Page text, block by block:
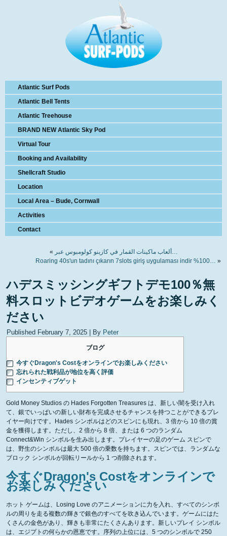
Atlantic Surf Pods
Atlantic Bell Tents
Atlantic Treehouse
BRAND NEW Atlantic Sky Pod
Virtual Tour
Booking and Availability
Shellcraft Studio
Location
Local Area – Bude, Cornwall
Activities
Contact
«
ألعاب ماكينات القمار في كازينو كولومبوس عبر…
Roaring 40s'un tadını çıkarın 7slots giriş uygulaması indir %100… »
ハデスミッシングギフトデモ100％無
料スロットビデオゲームをお楽しみく
ださい
Published February 7, 2025 By Peter
ブログ
今すぐDragon's Costをオンラインでお楽しみください
忘れられた戦利品が地位を高く評価
インセンティブゲット
Gold Money Studios の Hades Forgotten Treasures は、新しい闇を受け入れ
て、銀でいっぱいの新しい財布を完成させるチャンスを持つことができるプレ
イヤー向けです。Hades シンボルはどのスピンにも現れ、3 倍から 10 倍の賞
金を獲得します。ただし、2 倍から 8 倍、または 6 つのランダム
Connect&Win シンボルを生み出します。プレイヤーの足のゲーム スピンで
は、野生のシンボルは最大 500 倍の乗数を持ちます。スピンでは、ランダムな
ブロック シンボルが回転リールから 1 つ削除されます。
今すぐDragon's Costをオンラインで
お楽しみください
ホット ゲームは、Losing Love のアニメーションに力を入れ、すべてのシンボ
ルの周りを走る複数の輝きで銀色のすべてを吹き込んでいます。ゲームにはた
くさんの金色があり、輝きも非常にたくさんあります。新しいプレイ シンボル
は、エジプトの何らかの恩恵です。序列の上位には、5 つのシンボルで 250